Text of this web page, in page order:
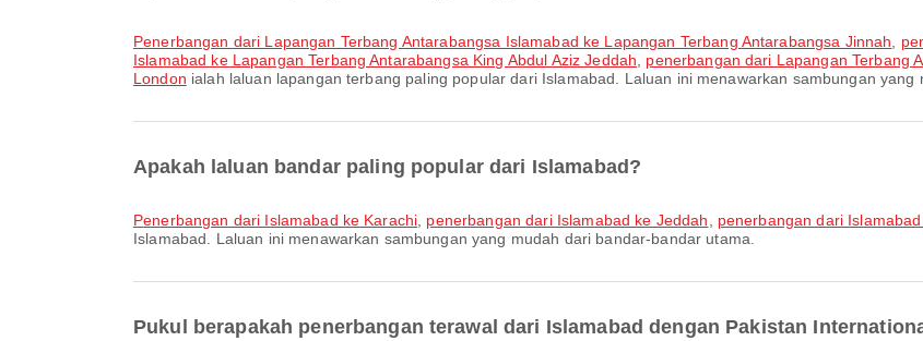
penerbangan dari Lapangan Terbang Antarabangsa Islamabad ke Lapangan Terbang Antarabangsa Jinnah
Islamabad ke Lapangan Terbang Antarabangsa King Abdul Aziz Jeddah
penerbangan dari Lapangan Terbang
London ialah laluan lapangan terbang paling popular dari Islamabad. Laluan ini menawarkan sambungan yang
Apakah laluan bandar paling popular dari Islamabad?
penerbangan dari Islamabad ke Karachi penerbangan dari Islamabad ke Jeddah penerbangan dari
Islamabad. Laluan ini menawarkan sambungan yang mudah dari bandar-bandar utama.
Pukul berapakah penerbangan terawal dari Islamabad dengan Pakistan